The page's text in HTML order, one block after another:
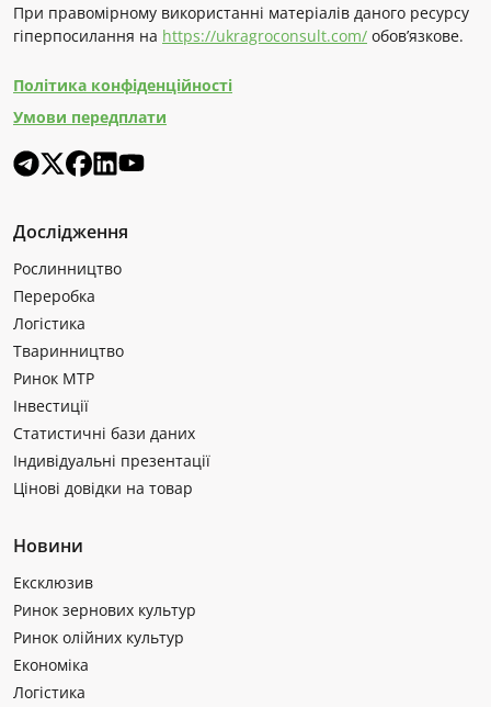
При правомірному використанні матеріалів даного ресурсу
гіперпосилання на https://ukragroconsult.com/ обов’язкове.
Політика конфіденційності
Умови передплати
Дослідження
Рослинництво
Переробка
Логістика
Тваринництво
Ринок МТР
Інвестиції
Статистичні бази даних
Індивідуальні презентації
Цінові довідки на товар
Новини
Ексклюзив
Ринок зернових культур
Ринок олійних культур
Економіка
Логістика